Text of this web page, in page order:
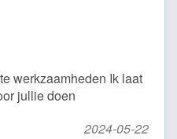
werkzaamheden Ik laat
jullie doen
2024-05-22